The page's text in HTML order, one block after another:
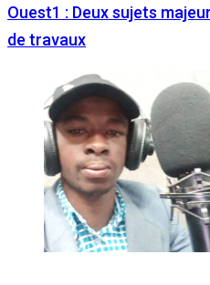
Ouest1 : Deux sujets
de travaux